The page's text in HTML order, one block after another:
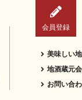
会員登録
美味しい
地酒蔵元
お問い合